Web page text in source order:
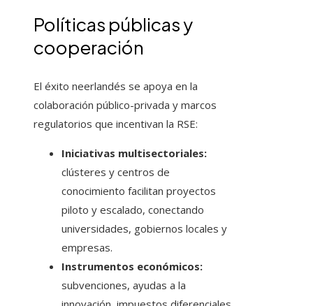
Políticas públicas y
cooperación
El éxito neerlandés se apoya en la
colaboración público-privada y marcos
regulatorios que incentivan la RSE:
Iniciativas multisectoriales:
clústeres y centros de
conocimiento facilitan proyectos
piloto y escalado, conectando
universidades, gobiernos locales y
empresas.
Instrumentos económicos:
subvenciones, ayudas a la